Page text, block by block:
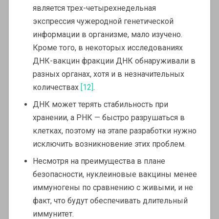
является трех-четырехнедельная
экспрессия чужеродной генетической
информации в организме, мало изучено.
Кроме того, в некоторых исследованиях
ДНК-вакцин фракции ДНК обнаруживали в
разных органах, хотя и в незначительных
количествах [12].
ДНК может терять стабильность при
хранении, а РНК — быстро разрушаться в
клетках, поэтому на этапе разработки нужно
исключить возникновение этих проблем.
Несмотря на преимущества в плане
безопасности, нуклеиновые вакцины менее
иммуногены по сравнению с живыми, и не
факт, что будут обеспечивать длительный
иммунитет.